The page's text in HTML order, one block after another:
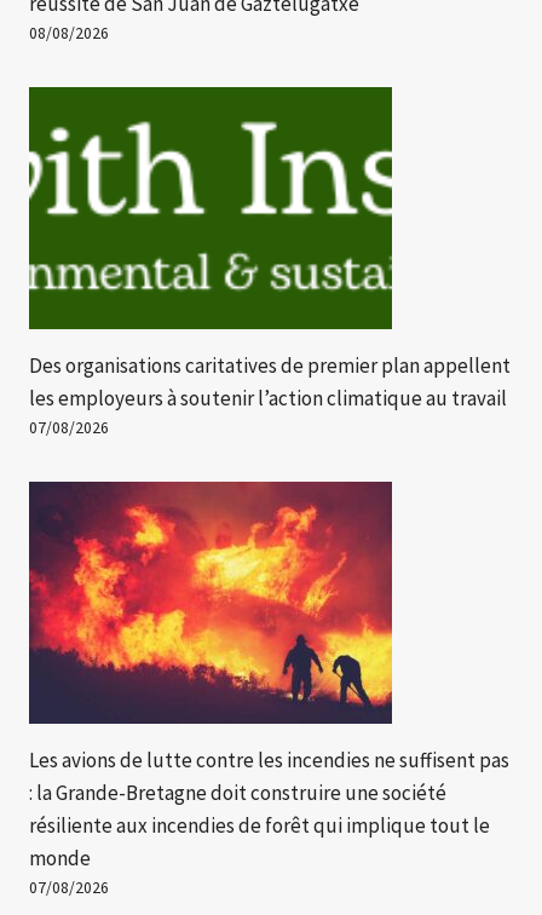
08/08/2026
Des organisations caritatives de premier plan appellent
les employeurs à soutenir l’action climatique au travail
07/08/2026
Les avions de lutte contre les incendies ne suffisent pas
: la Grande-Bretagne doit construire une société
résiliente aux incendies de forêt qui implique tout le
monde
07/08/2026